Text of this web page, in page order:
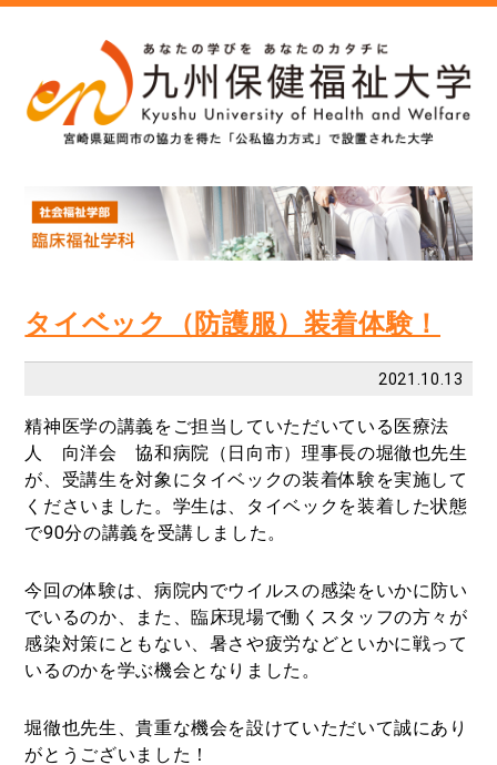
タイベック（防護服）装着体験！
2021.10.13
精神医学の講義をご担当していただいている医療法
人 向洋会 協和病院（日向市）理事長の堀徹也先生
が、受講生を対象にタイベックの装着体験を実施して
くださいました。学生は、タイベックを装着した状態
で90分の講義を受講しました。
今回の体験は、病院内でウイルスの感染をいかに防い
でいるのか、また、臨床現場で働くスタッフの方々が
感染対策にともない、暑さや疲労などといかに戦って
いるのかを学ぶ機会となりました。
堀徹也先生、貴重な機会を設けていただいて誠にあり
がとうございました！